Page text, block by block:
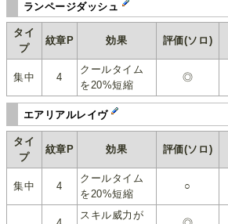
ランページダッシュ
タイ
プ
紋章P 効果 評価(ソロ)
集中 4
クールタイム
を20%短縮
◎
エアリアルレイヴ
タイ
プ
紋章P 効果 評価(ソロ)
集中 4
クールタイム
を20%短縮
○
スキル威力が